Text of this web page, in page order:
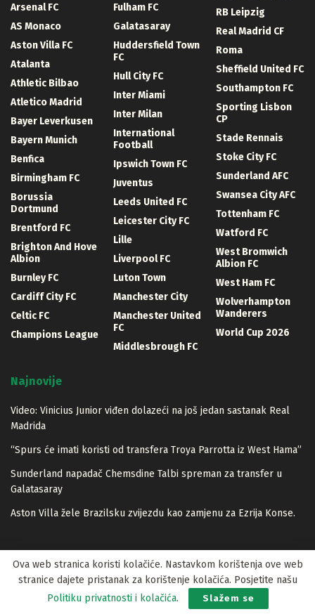
Arsenal FC
AS Monaco
Aston Villa FC
Atalanta
Athletic Bilbao
Atletico Madrid
Bayer Leverkusen
Bayern Munich
Benfica
Birmingham FC
Borussia
Dortmund
Brentford FC
Brighton And Hove
Albion
Burnley FC
Cardiff City FC
Celtic FC
Champions League
Fulham FC
Galatasaray
Huddersfield Town
FC
Hull City FC
Inter Miami
Inter Milan
International
Football
Ipswich Town FC
Juventus
Leeds United FC
Leicester City FC
Lille
Liverpool FC
Luton Town
Manchester City
Manchester United
FC
Middlesbrough FC
RB Leipzig
Real Madrid CF
Roma
Sheffield United FC
Southampton FC
Sporting Lisbon
CP
Stade Rennais
Stoke City FC
Sunderland AFC
Swansea City AFC
Tottenham FC
Watford FC
West Bromwich
Albion FC
West Ham FC
Wolverhampton
Wanderers
World Cup 2026
Najnovije
Video: Vinicius Junior viđen dolazeći na još jedan sastanak Real
Madrida
“Spurs će imati koristi od transfera Troya Parrotta iz West Hama”
Sunderland napadač Chemsdine Talbi spreman za transfer u
Galatasaray
Aston Villa žele Brazilsku zvijezdu kao zamjenu za Ezrija Konse.
© 2023 Lopta.net
Ova web stranica koristi kolačiće. Nastavkom korištenja ove web
stranice dajete pristanak za korištenje kolačića. Posjetite našu
Politiku privatnosti i kolačića. Slažem se